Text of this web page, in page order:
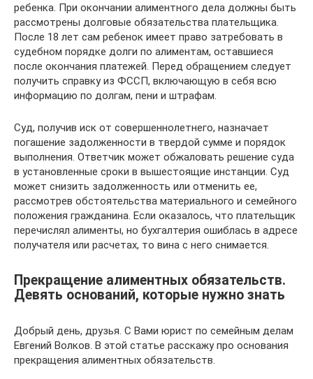
ребенка. При окончании алиментного дела должны быть
рассмотрены долговые обязательства плательщика.
После 18 лет сам ребенок имеет право затребовать в
судебном порядке долги по алиментам, оставшиеся
после окончания платежей. Перед обращением следует
получить справку из ФССП, включающую в себя всю
информацию по долгам, пени и штрафам.
Суд, получив иск от совершеннолетнего, назначает
погашение задолженности в твердой сумме и порядок
выполнения. Ответчик может обжаловать решение суда
в установленные сроки в вышестоящие инстанции. Суд
может снизить задолженность или отменить ее,
рассмотрев обстоятельства материального и семейного
положения гражданина. Если оказалось, что плательщик
перечислял алименты, но бухгалтерия ошиблась в адресе
получателя или расчетах, то вина с него снимается.
Прекращение алиментных обязательств.
Девять оснований, которые нужно знать
Добрый день, друзья. С Вами юрист по семейным делам
Евгений Волков. В этой статье расскажу про основания
прекращения алиментных обязательств.